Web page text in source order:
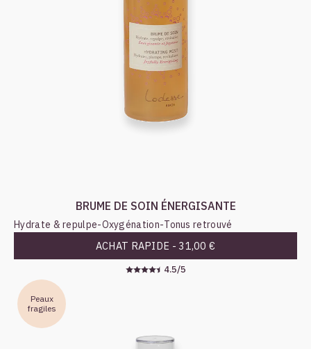
BRUME DE SOIN ÉNERGISANTE
Hydrate & repulpe-Oxygénation-Tonus retrouvé
ACHAT RAPIDE - 31,00 €
4.5/5
Peaux
fragiles